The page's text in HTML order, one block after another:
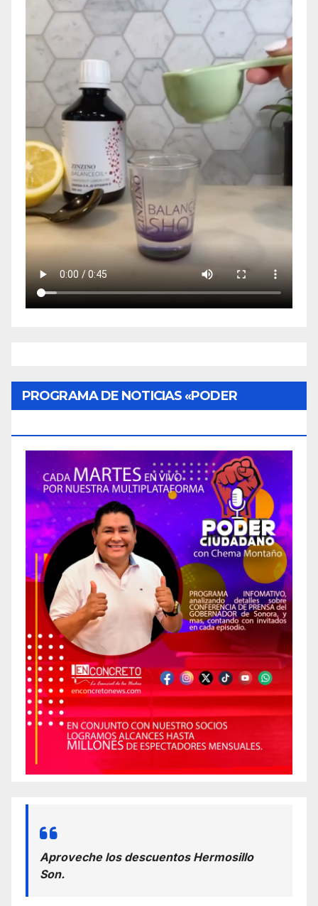
PROGRAMA DE NOTICIAS «PODER
Aproveche los descuentos Hermosillo
Son.